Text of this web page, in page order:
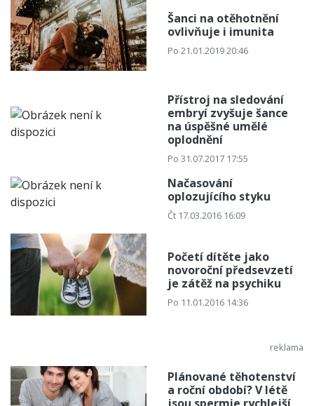
Šanci na otěhotnění
ovlivňuje i imunita
Po 21.01.2019 20:46
Přístroj na sledování
embryí zvyšuje šance
na úspěšné umělé
oplodnění
Po 31.07.2017 17:55
Načasování
oplozujícího styku
Čt 17.03.2016 16:09
Početí dítěte jako
novoroční předsevzetí
je zátěž na psychiku
Po 11.01.2016 14:36
Plánované těhotenství
a roční období? V létě